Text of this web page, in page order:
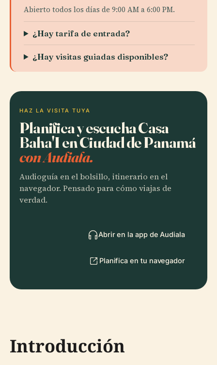
Abierto todos los días de 9:00 AM a 6:00 PM.
¿Hay tarifa de entrada?
¿Hay visitas guiadas disponibles?
HAZ LA VISITA TUYA
Planifica y escucha Casa
Baha'I en Ciudad de Panamá
con Audiala.
Audioguía en el bolsillo, itinerario en el
navegador. Pensado para cómo viajas de
verdad.
Abrir en la app de Audiala
Planifica en tu navegador
Introducción